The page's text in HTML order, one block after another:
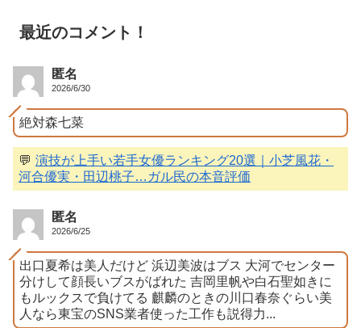
最近のコメント！
匿名
2026/6/30
絶対森七菜
💬 演技が上手い若手女優ランキング20選｜小芝風花・
河合優実・田辺桃子…ガル民の本音評価
匿名
2026/6/25
出口夏希は美人だけど 浜辺美波はブス 大河でセンター
分けして顔長いブスがばれた 吉岡里帆や白石聖如きに
もルックスで負けてる 麒麟のときの川口春奈ぐらい美
人なら東宝のSNS業者使った工作も説得力...